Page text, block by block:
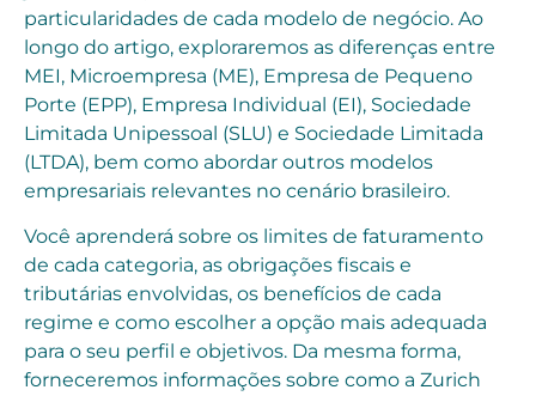
particularidades de cada modelo de negócio. Ao
longo do artigo, exploraremos as diferenças entre
MEI, Microempresa (ME), Empresa de Pequeno
Porte (EPP), Empresa Individual (EI), Sociedade
Limitada Unipessoal (SLU) e Sociedade Limitada
(LTDA), bem como abordar outros modelos
empresariais relevantes no cenário brasileiro.
Você aprenderá sobre os limites de faturamento
de cada categoria, as obrigações fiscais e
tributárias envolvidas, os benefícios de cada
regime e como escolher a opção mais adequada
para o seu perfil e objetivos. Da mesma forma,
forneceremos informações sobre como a Zurich